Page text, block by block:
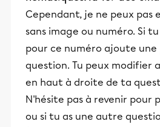
Cependant, je ne peux pas
sans image ou numéro. Si
pour ce numéro ajoute
question. Tu peux modifier
en haut à droite de ta
N'hésite pas à revenir pour
ou si tu as une autre